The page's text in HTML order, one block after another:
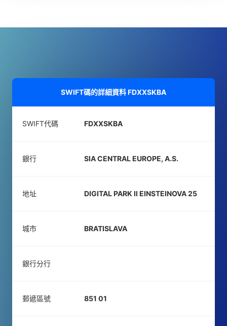
SWIFT碼的詳細資料FDXXSKBA
SWIFT代碼 FDXXSKBA
銀行 SIA CENTRAL EUROPE, A.S.
地址 DIGITAL PARK II EINSTEINOVA 25
城市 BRATISLAVA
銀行分行
郵遞區號 851 01